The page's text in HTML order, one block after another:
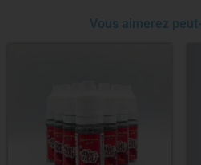
Vous aimerez